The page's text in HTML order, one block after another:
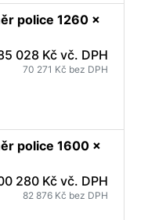
police 1260 x
028 Kč vč. DPH
70 271 Kč bez DPH
police 1600 x
280 Kč vč. DPH
82 876 Kč bez DPH